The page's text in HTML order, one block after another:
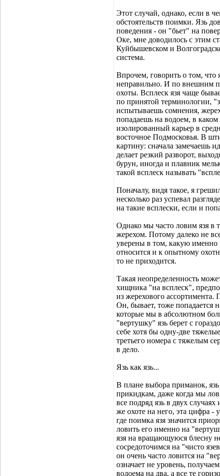
Этот случай, однако, если в
обстоятельств поимки. Язь
поведения - он "бьет" на
Оке, мне доводилось с этим
Куйбышевском и
система.
Впрочем, говорить о том,
неправильно. И по внешним
охоты. Всплеск язя чаще
по принятой терминологии,
испытываешь сомнения, жерех
попадаешь на водоем, в
изолированный карьер в
восточное Подмосковья. В
картину: сначала замечаешь
делает резкий разворот,
бурун, иногда и плавник
такой всплеск называть
Поначалу, видя такое, я
несколько раз успевал
на такие всплески, если и
Однако мы часто ловим язя в
жерехом. Потому далеко не
уверены в том, какую именно
относится и к опытному
то не приходится.
Такая неопределенность
хищника "на всплеск",
из жерехового
Он, бывает, тоже попадается
которые мы в абсолютном
"вертушку" язь берет с
себе хотя бы одну-две
третьего номера с тяжелым
в дело.
Язь как язь...
В плане выбора приманок,
прикидкам, даже когда мы
все подряд язь в двух
же охоте на него, эта цифра -
где поимка язя значится
ловить его именно на
язя на вращающуюся блесну
сосредоточимся на "чисто
он очень часто ловится на
означает не уровень,
водоема на два, а все те